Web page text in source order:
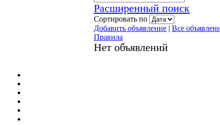
Расширенный поиск
Сортировать по
Добавить объявление | Все
Правила
Нет объявлений